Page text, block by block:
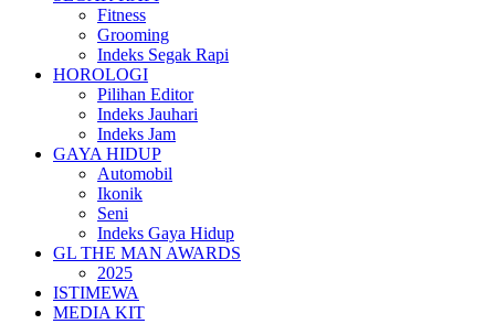
Fitness
Grooming
Indeks Segak Rapi
HOROLOGI
Pilihan Editor
Indeks Jauhari
Indeks Jam
GAYA HIDUP
Automobil
Ikonik
Seni
Indeks Gaya Hidup
GL THE MAN AWARDS
2025
ISTIMEWA
MEDIA KIT